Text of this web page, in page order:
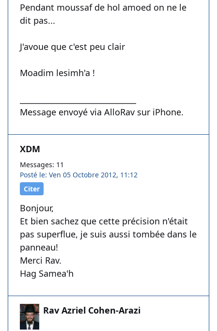
Pendant moussaf de hol amoed on ne le
dit pas...
J'avoue que c'est peu clair
Moadim lesimh'a !
Message envoyé via AlloRav sur iPhone.
XDM
Messages: 11
Posté le: Ven 05 Octobre 2012, 11:12
Citer
Bonjour,
Et bien sachez que cette précision n'était
pas superflue, je suis aussi tombée dans le
panneau!
Merci Rav.
Hag Samea'h
Rav Azriel Cohen-Arazi